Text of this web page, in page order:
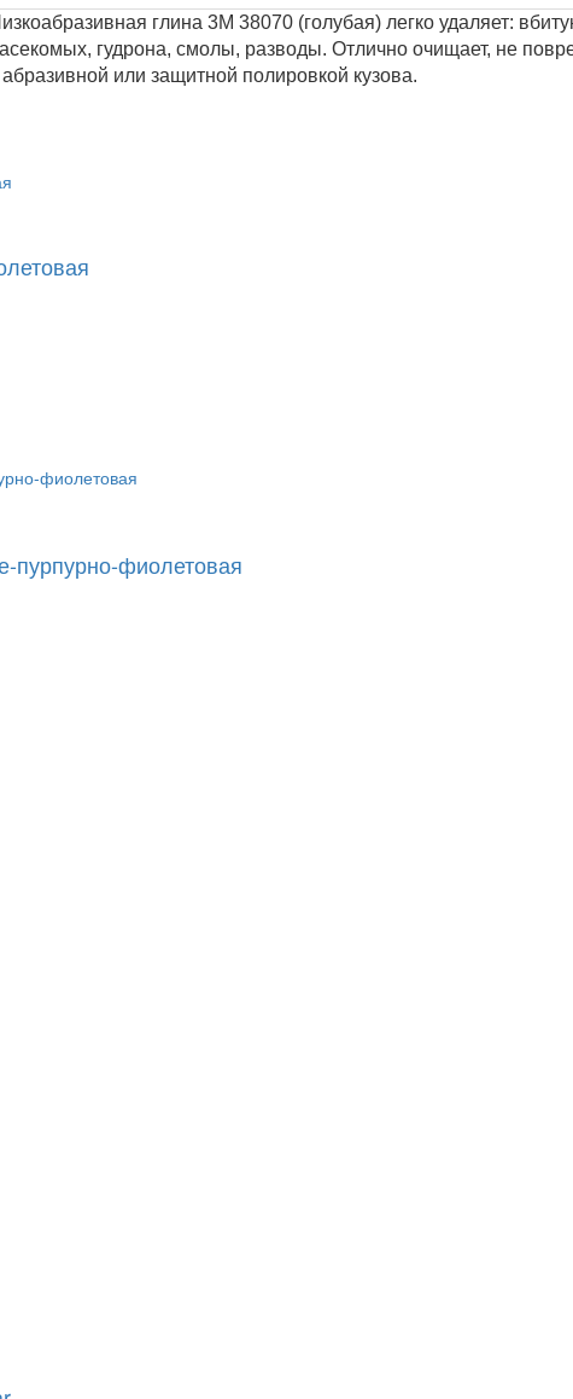
глина 3M 38070 (голубая) легко удаляет:
гудрона, смолы, разводы. Отлично очищает, не
или защитной полировкой кузова.
пурпурно-фиолетовая